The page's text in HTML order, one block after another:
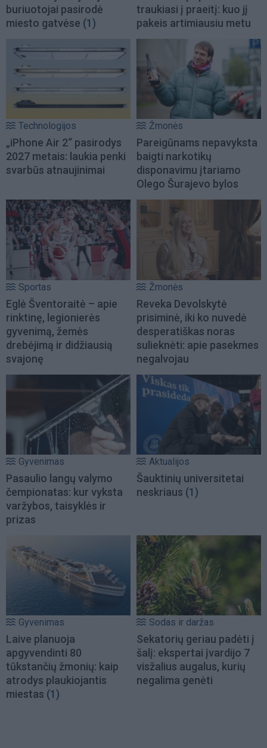
buriuotojai pasirodė
miesto gatvėse (1)
traukiasi į praeitį: kuo jį
pakeis artimiausiu metu
Technologijos
„iPhone Air 2“ pasirodys
2027 metais: laukia penki
svarbūs atnaujinimai
Žmonės
Pareigūnams nepavyksta
baigti narkotikų
disponavimu įtariamo
Olego Šurajevo bylos
Sportas
Eglė Šventoraitė – apie
rinktinę, legionierės
gyvenimą, žemės
drebėjimą ir didžiausią
svajonę
Žmonės
Reveka Devolskytė
prisiminė, iki ko nuvedė
desperatiškas noras
sulieknėti: apie pasekmes
negalvojau
Gyvenimas
Pasaulio langų valymo
čempionatas: kur vyksta
varžybos, taisyklės ir
prizas
Aktualijos
Šauktinių universitetai
neskriaus (1)
Gyvenimas
Laive planuoja
apgyvendinti 80
tūkstančių žmonių: kaip
atrodys plaukiojantis
miestas (1)
Sodas ir daržas
Sekatorių geriau padėti į
šalį: ekspertai įvardijo 7
visžalius augalus, kurių
negalima genėti